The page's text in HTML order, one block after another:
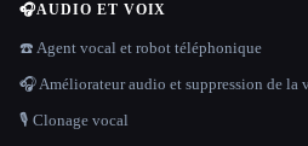
🎧AUDIO ET VOIX
☎️ Agent vocal et robot téléphonique
🎧 Améliorateur audio et suppression de la
🎙️ Clonage vocal